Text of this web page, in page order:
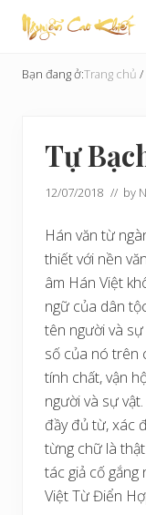
Menu
Skip
content
qua
sidebar
Tạo
Hoàn
Bạn đang ở:Trang chủ /
Tự
12/07/2018 // by
Hán văn từ
thiết với nền
âm Hán Việt
ngữ của dân
tên người và
số của nó trên
tính chất, vận
người và sự
đầy đủ từ, xác
từng chữ là
tác giả cố
Việt Từ Điển